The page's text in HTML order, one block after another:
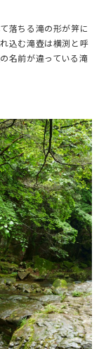
落ちる滝の形が笄に
込む滝壺は横渕と呼
名前が違っている滝